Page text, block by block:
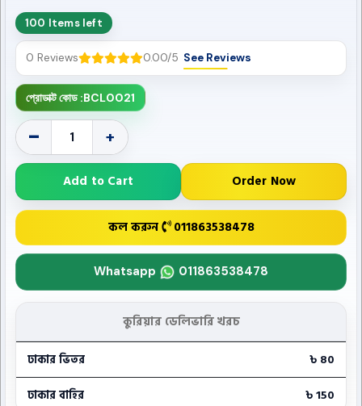
100 Items left
0 Reviews 0.00/5 See Reviews
প্রোডাক্ট কোড :BCL0021
- +
Add to Cart Order Now
কল করুন 011863538478
Whatsapp 011863538478
কুরিয়ার ডেলিভারি খরচ
ঢাকার ভিতর
৳ 80
ঢাকার বাহির
৳ 150